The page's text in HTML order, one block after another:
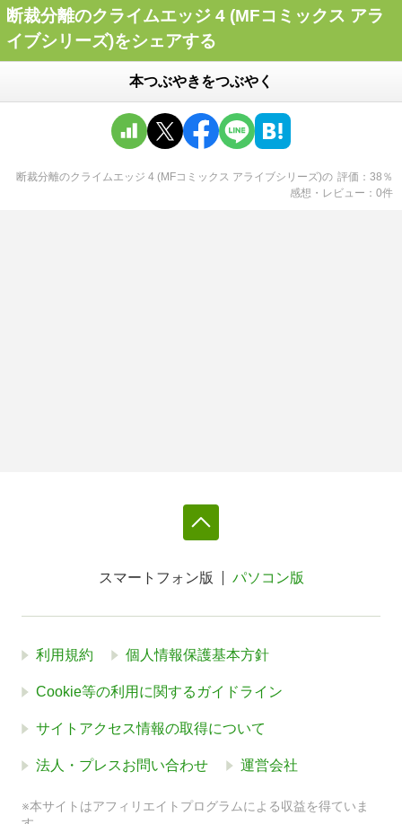
断裁分離のクライムエッジ 4 (MFコミックス アラ
イブシリーズ)をシェアする
本つぶやきをつぶやく
断裁分離のクライムエッジ 4 (MFコミックス アライブシリーズ)の 評価 38 ％
感想・レビュー
0件
スマートフォン版 パソコン版
利用規約 個人情報保護基本方針
Cookie等の利用に関するガイドライン
サイトアクセス情報の取得について
法人・プレスお問い合わせ 運営会社
※本サイトはアフィリエイトプログラムによる収益を得ていま